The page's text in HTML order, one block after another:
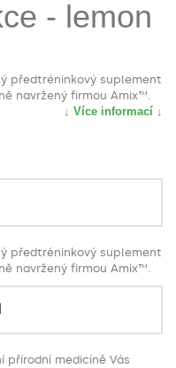
- lemon
předtréninkový suplement
navržený firmou Amix™.
↓ Více informací ↓
předtréninkový suplement
navržený firmou Amix™.
přírodní medicíně Vás